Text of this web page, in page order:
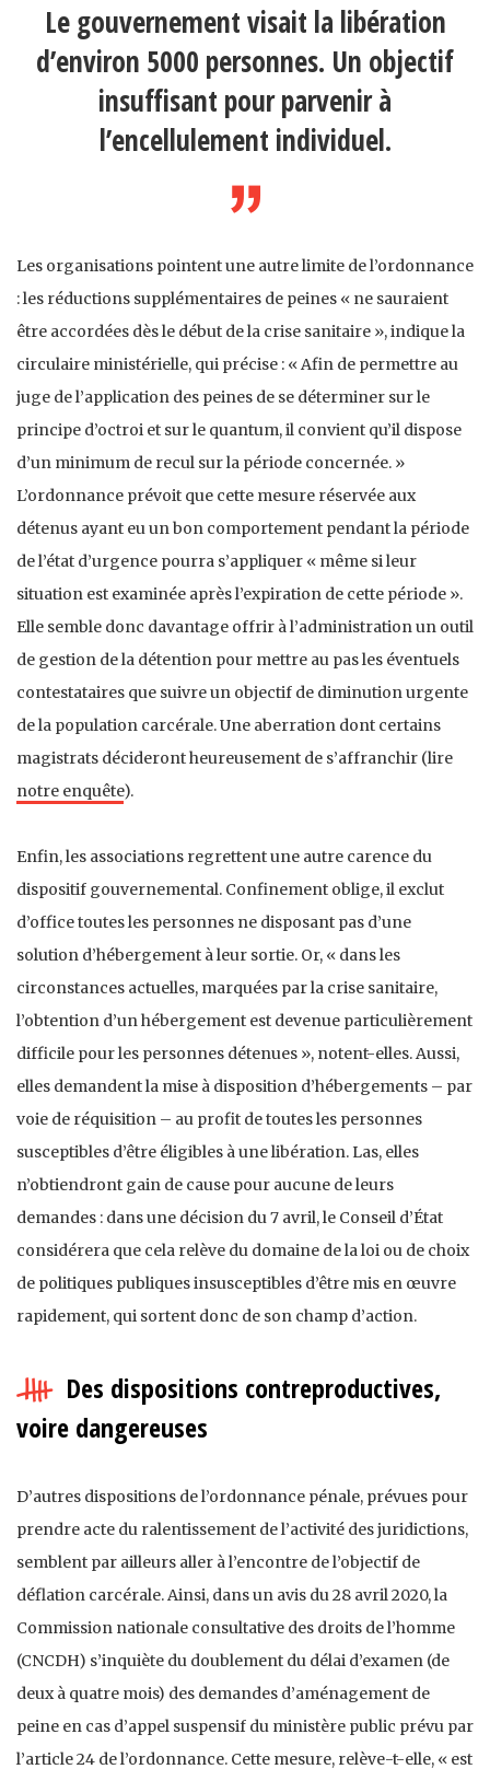
Le gouvernement visait la libération
d’environ 5000 personnes. Un objectif
insuffisant pour parvenir à
l’encellulement individuel.
Les organisations pointent une autre limite de l’ordonnance
: les réductions supplémentaires de peines « ne sauraient
être accordées dès le début de la crise sanitaire », indique la
circulaire ministérielle, qui précise : « Afin de permettre au
juge de l’application des peines de se déterminer sur le
principe d’octroi et sur le quantum, il convient qu’il dispose
d’un minimum de recul sur la période concernée. »
L’ordonnance prévoit que cette mesure réservée aux
détenus ayant eu un bon comportement pendant la période
de l’état d’urgence pourra s’appliquer « même si leur
situation est examinée après l’expiration de cette période ».
Elle semble donc davantage offrir à l’administration un outil
de gestion de la détention pour mettre au pas les éventuels
contestataires que suivre un objectif de diminution urgente
de la population carcérale. Une aberration dont certains
magistrats décideront heureusement de s’affranchir (lire
notre enquête).
Enfin, les associations regrettent une autre carence du
dispositif gouvernemental. Confinement oblige, il exclut
d’office toutes les personnes ne disposant pas d’une
solution d’hébergement à leur sortie. Or, « dans les
circonstances actuelles, marquées par la crise sanitaire,
l’obtention d’un hébergement est devenue particulièrement
difficile pour les personnes détenues », notent-elles. Aussi,
elles demandent la mise à disposition d’hébergements – par
voie de réquisition – au profit de toutes les personnes
susceptibles d’être éligibles à une libération. Las, elles
n’obtiendront gain de cause pour aucune de leurs
demandes : dans une décision du 7 avril, le Conseil d’État
considérera que cela relève du domaine de la loi ou de choix
de politiques publiques insusceptibles d’être mis en œuvre
rapidement, qui sortent donc de son champ d’action.
Des dispositions contreproductives,
voire dangereuses
D’autres dispositions de l’ordonnance pénale, prévues pour
prendre acte du ralentissement de l’activité des juridictions,
semblent par ailleurs aller à l’encontre de l’objectif de
déflation carcérale. Ainsi, dans un avis du 28 avril 2020, la
Commission nationale consultative des droits de l’homme
(CNCDH) s’inquiète du doublement du délai d’examen (de
deux à quatre mois) des demandes d’aménagement de
peine en cas d’appel suspensif du ministère public prévu par
l’article 24 de l’ordonnance. Cette mesure, relève-t-elle, « est